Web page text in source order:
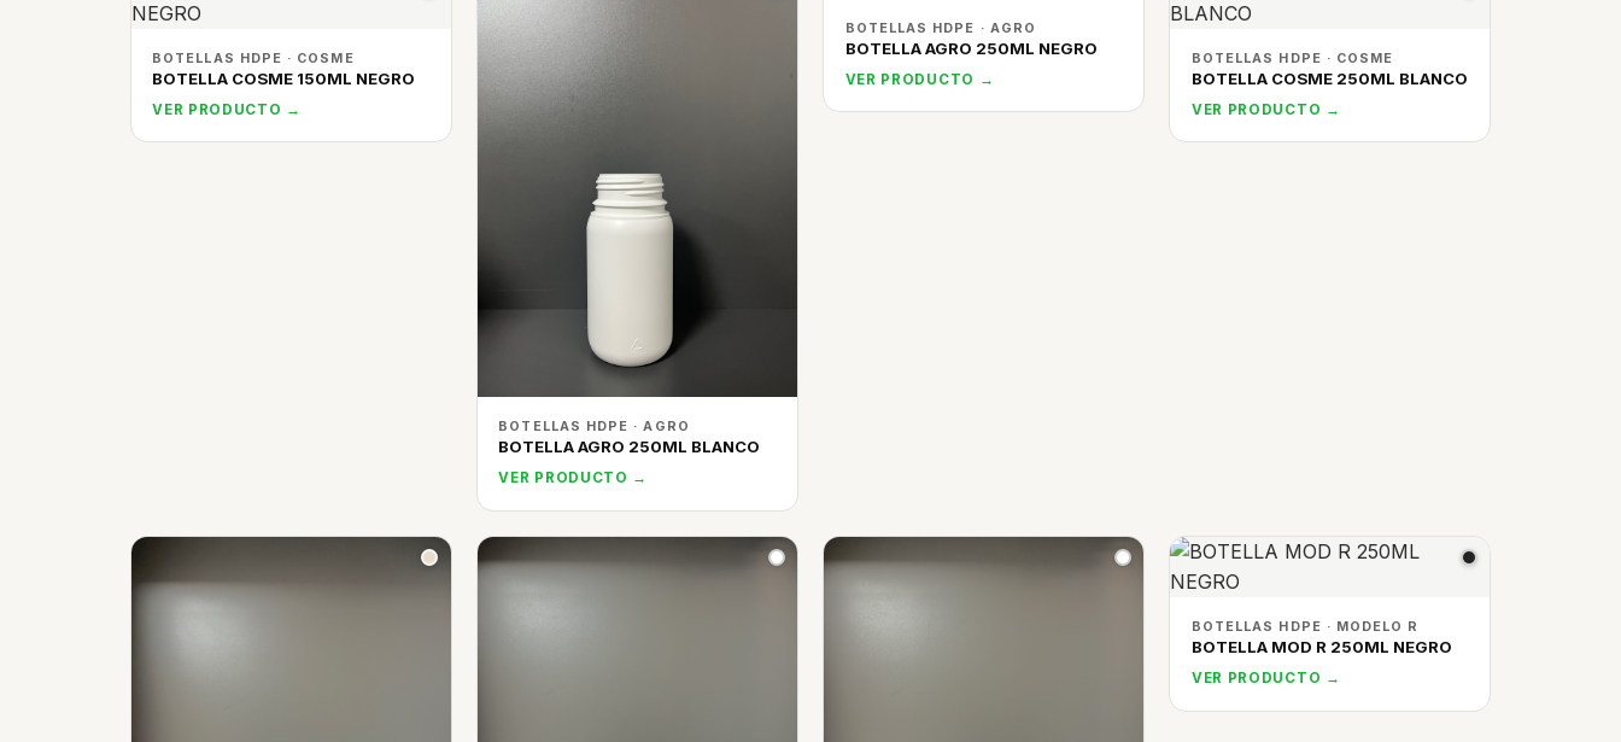
BOTELLAS HDPE · COSME
BOTELLA COSME 150ML NEGRO
VER PRODUCTO →
BOTELLAS HDPE · AGRO
BOTELLA AGRO 250ML BLANCO
VER PRODUCTO →
BOTELLAS HDPE · AGRO
BOTELLA AGRO 250ML NEGRO
VER PRODUCTO →
BOTELLAS HDPE · COSME
BOTELLA COSME 250ML BLANCO
VER PRODUCTO →
BOTELLAS HDPE · MODELO R
BOTELLA MOD R 250ML NEGRO
VER PRODUCTO →